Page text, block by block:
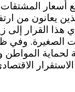
أسعار
يعانون من
القرار إلى
الصغيرة. وفي
المواطن